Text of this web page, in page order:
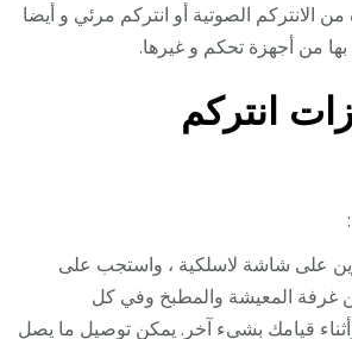
من الانتركم الصوتية أو انتركم مرئي و أيضا
من أجهزة تحكم و غيرها.
انتركم
على شاشة لاسلكية ، واستجب على
غرفة المعيشة والمطبخ وفي كل
قيامك بشيء آخر. يمكن توصيل ما يصل